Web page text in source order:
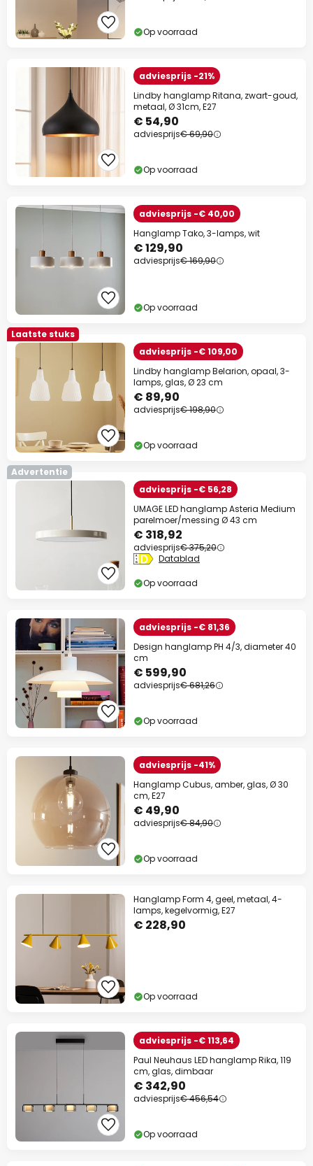
Op voorraad
adviesprijs -21%
Lindby hanglamp Ritana, zwart-goud,
metaal, Ø 31cm, E27
€ 54,90
adviesprijs€ 69,90
Op voorraad
adviesprijs -€ 40,00
Hanglamp Tako, 3-lamps, wit
€ 129,90
adviesprijs€ 169,90
Op voorraad
Laatste stuks
adviesprijs -€ 109,00
Lindby hanglamp Belarion, opaal, 3-
lamps, glas, Ø 23 cm
€ 89,90
adviesprijs€ 198,90
Op voorraad
Advertentie
adviesprijs -€ 56,28
UMAGE LED hanglamp Asteria Medium
parelmoer/messing Ø 43 cm
€ 318,92
adviesprijs€ 375,20
Datablad
Op voorraad
adviesprijs -€ 81,36
Design hanglamp PH 4/3, diameter 40
cm
€ 599,90
adviesprijs€ 681,26
Op voorraad
adviesprijs -41%
Hanglamp Cubus, amber, glas, Ø 30
cm, E27
€ 49,90
adviesprijs€ 84,90
Op voorraad
Hanglamp Form 4, geel, metaal, 4-
lamps, kegelvormig, E27
€ 228,90
Op voorraad
adviesprijs -€ 113,64
Paul Neuhaus LED hanglamp Rika, 119
cm, glas, dimbaar
€ 342,90
adviesprijs€ 456,54
Op voorraad